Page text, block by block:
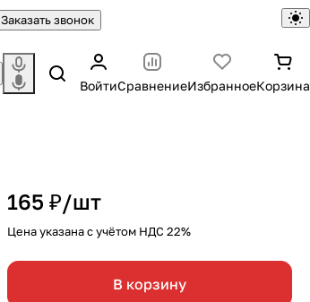
Заказать звонок
ВойтиСравнениеИзбранноеКорзина
165 ₽/шт
Цена указана с учётом НДС 22%
В корзину